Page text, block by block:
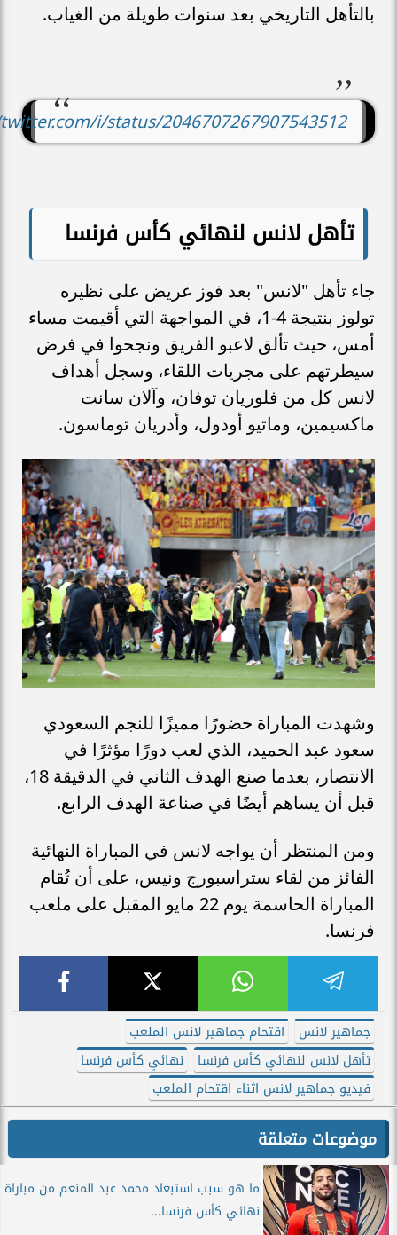
بالتأهل التاريخي بعد سنوات طويلة من الغياب.
i/status/2046707267907543512
تأهل لانس لنهائي كأس فرنسا
جاء تأهل "لانس" بعد فوز عريض على نظيره
تولوز بنتيجة 4-1، في المواجهة التي أقيمت مساء
أمس، حيث تألق لاعبو الفريق ونجحوا في فرض
سيطرتهم على مجريات اللقاء، وسجل أهداف
لانس كل من فلوريان توفان، وآلان سانت
ماكسيمين، وماتيو أودول، وأدريان توماسون.
وشهدت المباراة حضورًا مميزًا للنجم السعودي
سعود عبد الحميد، الذي لعب دورًا مؤثرًا في
الانتصار، بعدما صنع الهدف الثاني في الدقيقة 18،
قبل أن يساهم أيضًا في صناعة الهدف الرابع.
ومن المنتظر أن يواجه لانس في المباراة النهائية
الفائز من لقاء ستراسبورج ونيس، على أن تُقام
المباراة الحاسمة يوم 22 مايو المقبل على ملعب
فرنسا.
جماهير لانس
اقتحام جماهير لانس الملعب
تأهل لانس لنهائي كأس فرنسا
نهائي كأس فرنسا
فيديو جماهير لانس اثناء اقتحام الملعب
موضوعات متعلقة
ما هو سبب استبعاد محمد عبد المنعم من مباراة
نهائي كأس فرنسا...